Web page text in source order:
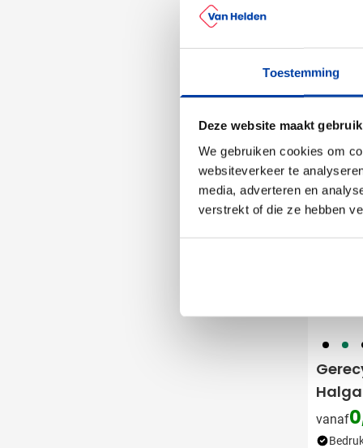
Toestemming
Deze website maakt
We gebruiken cookies om
websiteverkeer te
media, adverteren en
verstrekt of die ze hebben
001 004
vanaf